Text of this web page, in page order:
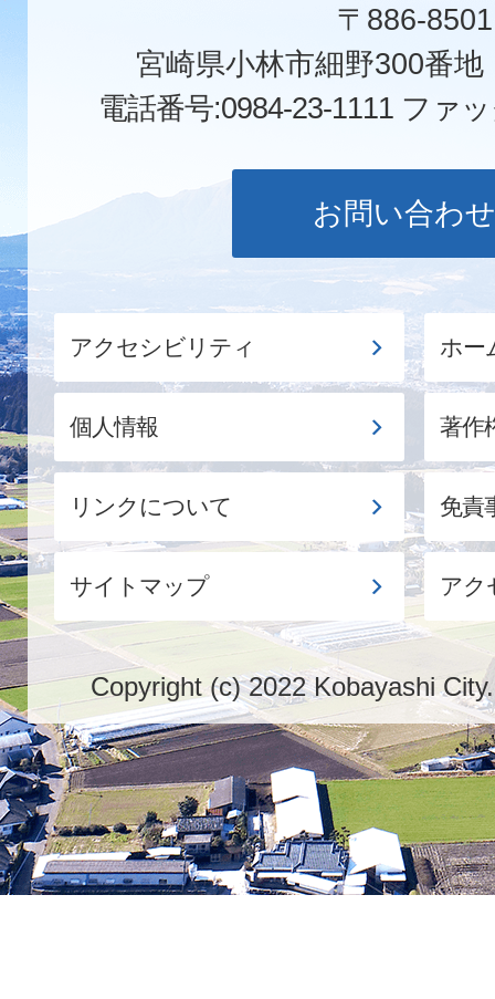
〒886-8501
宮崎県小林市細野300番
電話番号:0984-23-1111 ファ
お問い合わせ
アクセシビリティ ホー
個人情報 著作
リンクについて 免責
サイトマップ アク
Copyright (c) 2022 Kobayashi